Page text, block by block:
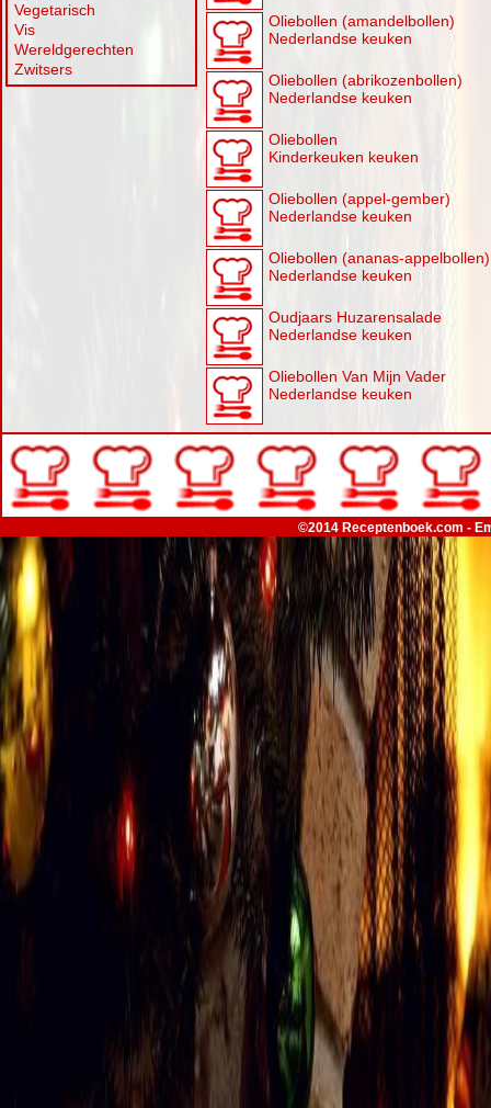
Vegetarisch
Vis
Wereldgerechten
Zwitsers
Oliebollen (amandelbollen)
Nederlandse keuken
Oliebollen (abrikozenbollen)
Nederlandse keuken
Oliebollen
Kinderkeuken keuken
Oliebollen (appel-gember)
Nederlandse keuken
Oliebollen (ananas-appelbollen)
Nederlandse keuken
Oudjaars Huzarensalade
Nederlandse keuken
Oliebollen Van Mijn Vader
Nederlandse keuken
©2014 Receptenboek.com -